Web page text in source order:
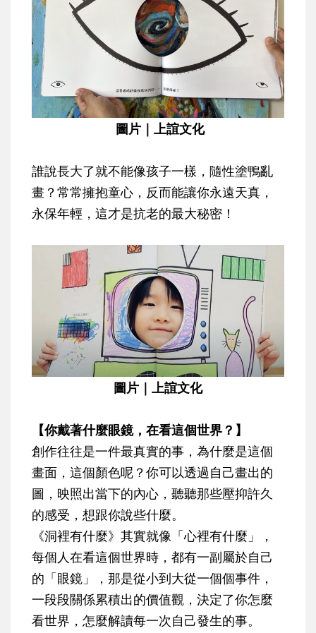
圖片｜上誼文化
誰說長大了就不能像孩子一樣，隨性塗鴨亂
畫？常常擁抱童心，反而能讓你永遠天真，
永保年輕，這才是抗老的最大秘密！
圖片｜上誼文化
【你戴著什麼眼鏡，在看這個世界？】
創作往往是一件最真實的事，為什麼是這個
畫面，這個顏色呢？你可以透過自己畫出的
圖，映照出當下的內心，聽聽那些壓抑許久
的感受，想跟你說些什麼。
《洞裡有什麼》其實就像「心裡有什麼」，
每個人在看這個世界時，都有一副屬於自己
的「眼鏡」，那是從小到大從一個個事件，
一段段關係累積出的價值觀，決定了你怎麼
看世界，怎麼解讀每一次自己發生的事。